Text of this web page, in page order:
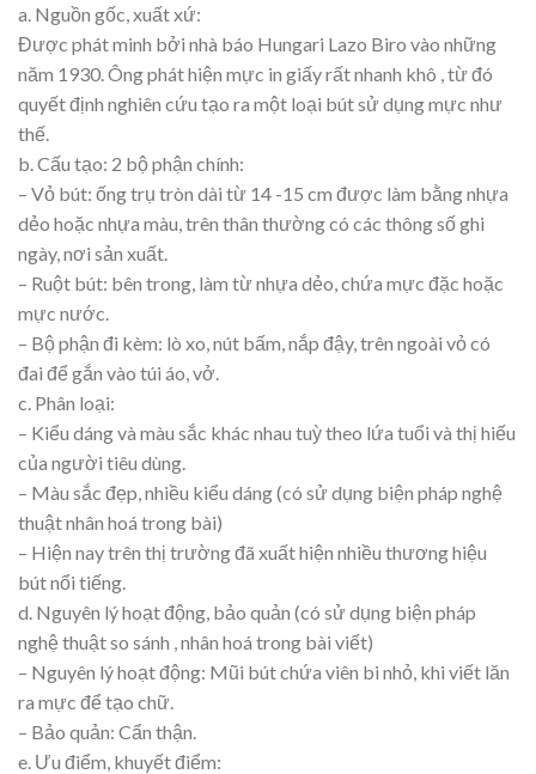
a. Nguồn gốc, xuất xứ:
Được phát minh bởi nhà báo Hungari Lazo Biro vào những
năm 1930. Ông phát hiện mực in giấy rất nhanh khô , từ đó
quyết định nghiên cứu tạo ra một loại bút sử dụng mực như
thế.
b. Cấu tạo: 2 bộ phận chính:
– Vỏ bút: ống trụ tròn dài từ 14 -15 cm được làm bằng nhựa
dẻo hoặc nhựa màu, trên thân thường có các thông số ghi
ngày, nơi sản xuất.
– Ruột bút: bên trong, làm từ nhựa dẻo, chứa mực đặc hoặc
mực nước.
– Bộ phận đi kèm: lò xo, nút bấm, nắp đậy, trên ngoài vỏ có
đai để gắn vào túi áo, vở.
c. Phân loại:
– Kiểu dáng và màu sắc khác nhau tuỳ theo lứa tuổi và thị hiếu
của người tiêu dùng.
– Màu sắc đẹp, nhiều kiểu dáng (có sử dụng biện pháp nghệ
thuật nhân hoá trong bài)
– Hiện nay trên thị trường đã xuất hiện nhiều thương hiệu
bút nổi tiếng.
d. Nguyên lý hoạt động, bảo quản (có sử dụng biện pháp
nghệ thuật so sánh , nhân hoá trong bài viết)
– Nguyên lý hoạt động: Mũi bút chứa viên bi nhỏ, khi viết lăn
ra mực để tạo chữ.
– Bảo quản: Cẩn thận.
e. Ưu điểm, khuyết điểm: